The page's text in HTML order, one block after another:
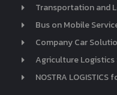
Transportation and
Bus on Mobile
Company Car
Agriculture
NOSTRA